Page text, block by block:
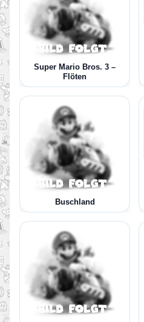
Super Mario Bros. 3 –
Flöten
Buschland